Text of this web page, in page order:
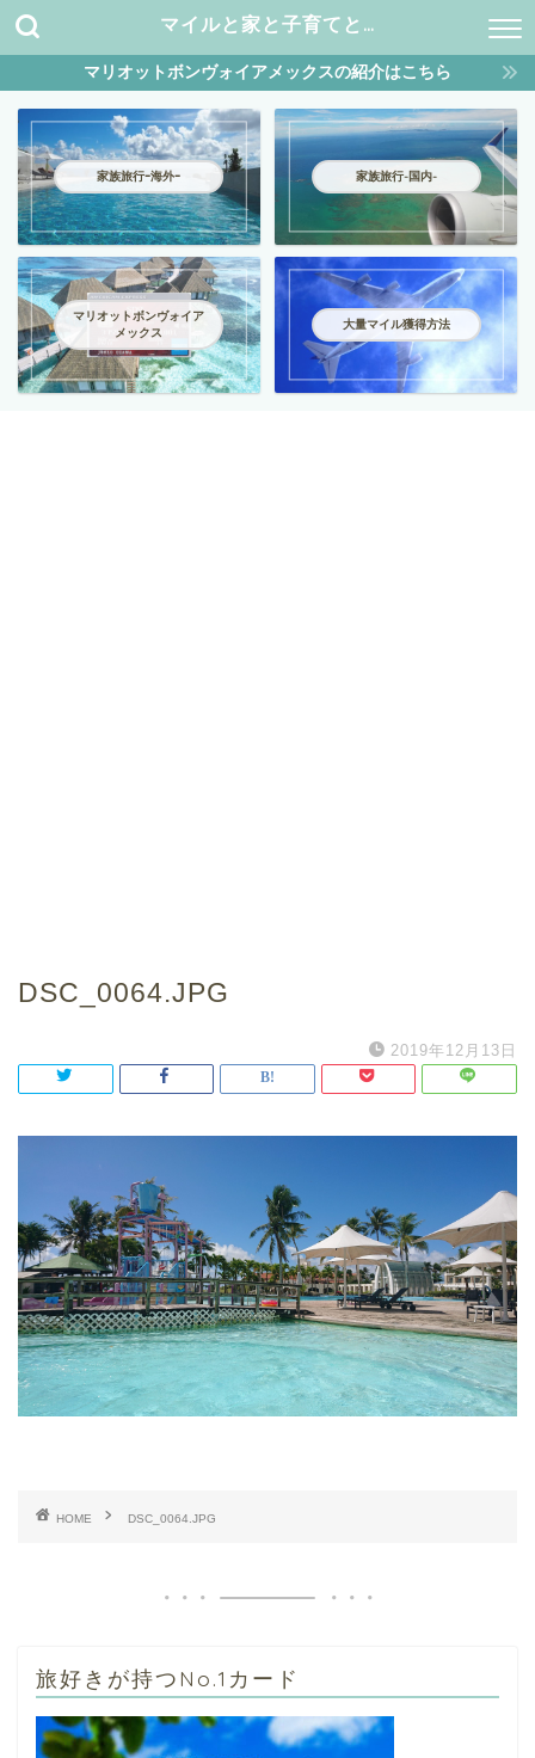
マイルと家と子育てと…
マリオットボンヴォイアメックスの紹介はこちら
家族旅行ｰ海外ｰ 家族旅行-国内-
マリオットボンヴォイア
メックス
大量マイル獲得方法
DSC_0064.JPG
2019年12月13日
HOME DSC_0064.JPG
旅好きが持つNo.1カード